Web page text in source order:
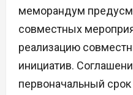
меморандум
совместных
реализацию
инициатив.
первоначальный срок